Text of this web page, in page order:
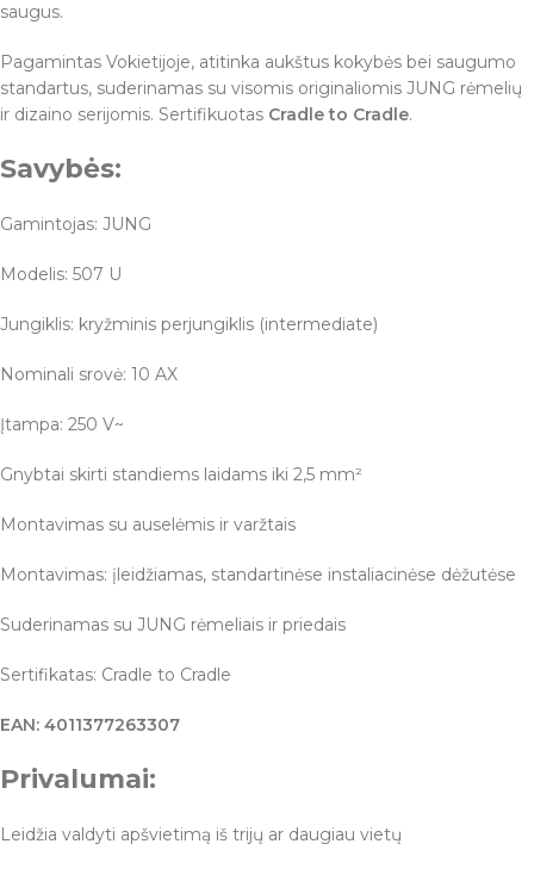
saugus.
Pagamintas Vokietijoje, atitinka aukštus kokybės bei saugumo
standartus, suderinamas su visomis originaliomis JUNG rėmelių
ir dizaino serijomis. Sertifikuotas Cradle to Cradle.
Savybės:
Gamintojas: JUNG
Modelis: 507 U
Jungiklis: kryžminis perjungiklis (intermediate)
Nominali srovė: 10 AX
Įtampa: 250 V~
Gnybtai skirti standiems laidams iki 2,5 mm²
Montavimas su auselėmis ir varžtais
Montavimas: įleidžiamas, standartinėse instaliacinėse dėžutėse
Suderinamas su JUNG rėmeliais ir priedais
Sertifikatas: Cradle to Cradle
EAN: 4011377263307
Privalumai:
Leidžia valdyti apšvietimą iš trijų ar daugiau vietų